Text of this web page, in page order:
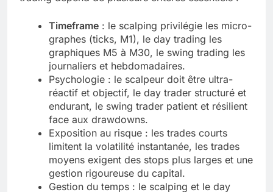
Timeframe : le scalping privilégie les micro-
graphes (ticks, M1), le day trading les
graphiques M5 à M30, le swing trading les
journaliers et hebdomadaires.
Psychologie : le scalpeur doit être ultra-
réactif et objectif, le day trader structuré et
endurant, le swing trader patient et résilient
face aux drawdowns.
Exposition au risque : les trades courts
limitent la volatilité instantanée, les trades
moyens exigent des stops plus larges et une
gestion rigoureuse du capital.
Gestion du temps : le scalping et le day